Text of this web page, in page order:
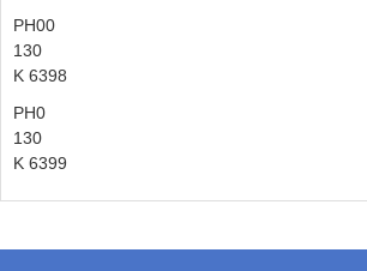
PH00
130
K 6398
PH0
130
K 6399